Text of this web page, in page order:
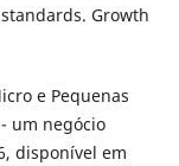
Growth
e Pequenas
um negócio
disponível em